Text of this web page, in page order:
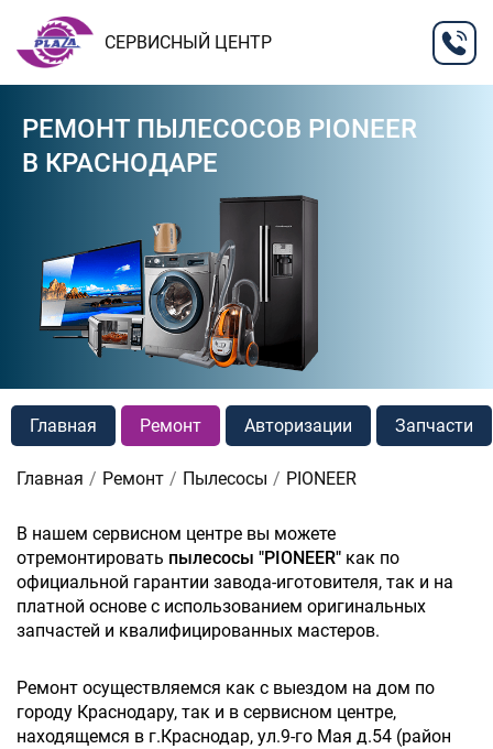
СЕРВИСНЫЙ ЦЕНТР
РЕМОНТ ПЫЛЕСОСОВ PIONEER
В КРАСНОДАРЕ
Главная Ремонт Авторизации Запчасти
Главная Ремонт Пылесосы PIONEER
В нашем сервисном центре вы можете
отремонтировать пылесосы "PIONEER" как по
официальной гарантии завода-иготовителя, так и на
платной основе с использованием оригинальных
запчастей и квалифицированных мастеров.
Ремонт осуществляемся как с выездом на дом по
городу Краснодару, так и в сервисном центре,
находящемся в г.Краснодар, ул.9-го Мая д.54 (район